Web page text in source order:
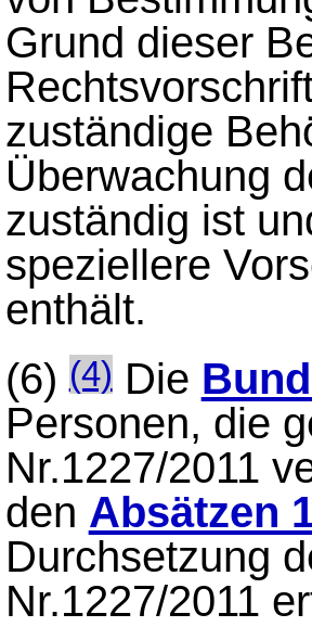
Grund dieser
zuständige
Überwachung
zuständig ist
speziellere
enthält.
(6)(4) Die
Personen, die
Nr.1227/2011
den Absätzen
Durchsetzung
Nr.1227/2011